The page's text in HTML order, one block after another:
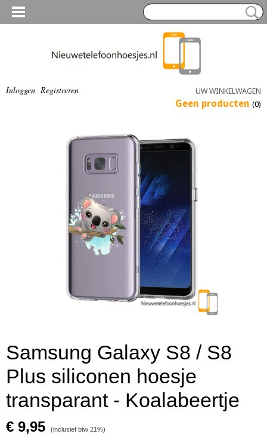
Inloggen Registreren UW WINKELWAGEN
Geen producten (0)
Samsung Galaxy S8 / S8
Plus siliconen hoesje
transparant - Koalabeertje
€ 9,95 (inclusief btw 21%)